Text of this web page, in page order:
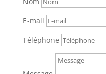
E-mail
Téléphone